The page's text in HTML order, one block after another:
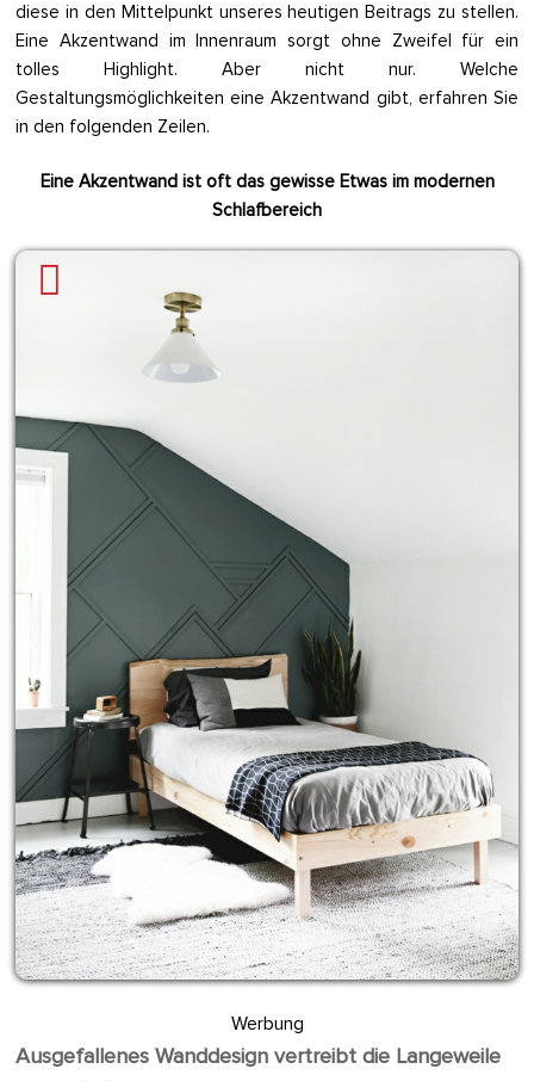
diese in den Mittelpunkt unseres heutigen Beitrags zu stellen.
Eine Akzentwand im Innenraum sorgt ohne Zweifel für ein
tolles Highlight. Aber nicht nur. Welche
Gestaltungsmöglichkeiten eine Akzentwand gibt, erfahren Sie
in den folgenden Zeilen.
Eine Akzentwand ist oft das gewisse Etwas im modernen
Schlafbereich
Werbung
Ausgefallenes Wanddesign vertreibt die Langeweile